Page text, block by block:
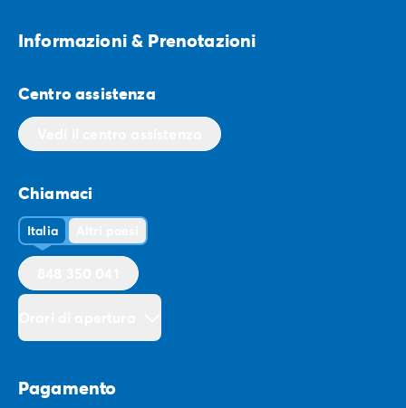
Informazioni & Prenotazioni
Centro assistenza
Chiamaci
Italia
Pagamento